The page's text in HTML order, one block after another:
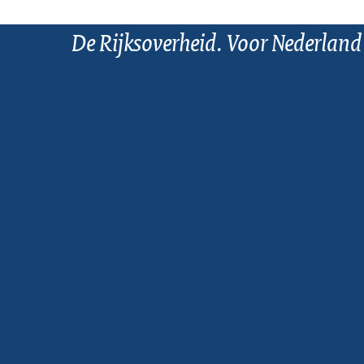
De Rijksoverheid. Voor Nederland